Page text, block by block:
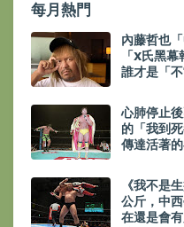
每月熱門
內藤哲也
「X氏黑
誰才是「
心肺停止
的「我到
傳達活著
《我不是
公斤，中
在還是會